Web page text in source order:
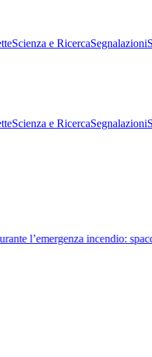
Scienza e RicercaSegnalazioni
Scienza e RicercaSegnalazioni
l’emergenza incendio: